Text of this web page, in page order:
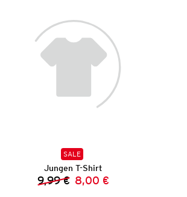
SALE
Jungen T-Shirt
Vorheriger Preis:
9,99 € Neuer Preis:
8,00 €